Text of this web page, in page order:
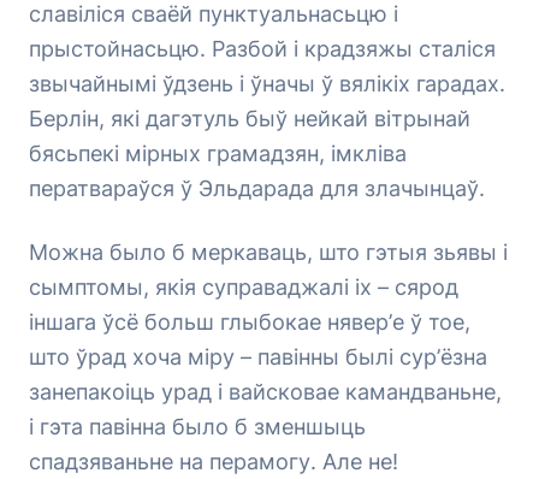
славіліся сваёй пунктуальнасьцю і
прыстойнасьцю. Разбой і крадзяжы сталіся
звычайнымі ўдзень і ўначы ў вялікіх гарадах.
Берлін, які дагэтуль быў нейкай вітрынай
бясьпекі мірных грамадзян, імкліва
ператвараўся ў Эльдарада для злачынцаў.
Можна было б меркаваць, што гэтыя зьявы і
сымптомы, якія суправаджалі іх – сярод
іншага ўсё больш глыбокае нявер’е ў тое,
што ўрад хоча міру – павінны былі сур’ёзна
занепакоіць урад і вайсковае камандваньне,
і гэта павінна было б зменшыць
спадзяваньне на перамогу. Але не!